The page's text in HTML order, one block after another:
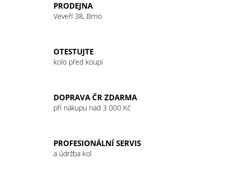
k
y
p
PRODEJNA
Veveří 38, Brno
OTESTUJTE
kolo před koupí
DOPRAVA ČR ZDARMA
při nákupu nad 3 000 Kč
PROFESIONÁLNÍ SERVIS
a údržba kol